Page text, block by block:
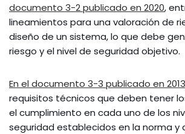
documento 3-2 publicado en 2020,
lineamientos para una valoración de
diseño de un sistema, lo que debe
riesgo y el nivel de seguridad objetivo.
En el documento 3-3 publicado en 2013
requisitos técnicos que deben tener
el cumplimiento en cada uno de los
seguridad establecidos en la norma y